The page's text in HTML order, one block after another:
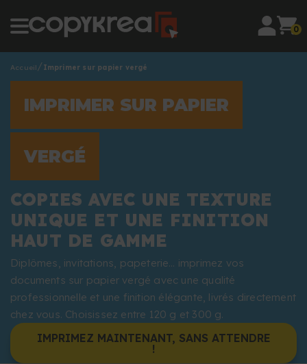
0
Accueil Imprimer sur papier vergé
IMPRIMER SUR PAPIER
VERGÉ
COPIES AVEC UNE TEXTURE
UNIQUE ET UNE FINITION
HAUT DE GAMME
Diplômes, invitations, papeterie… imprimez vos
documents sur papier vergé avec une qualité
professionnelle et une finition élégante, livrés directement
chez vous. Choisissez entre 120 g et 300 g.
IMPRIMEZ MAINTENANT, SANS ATTENDRE
!